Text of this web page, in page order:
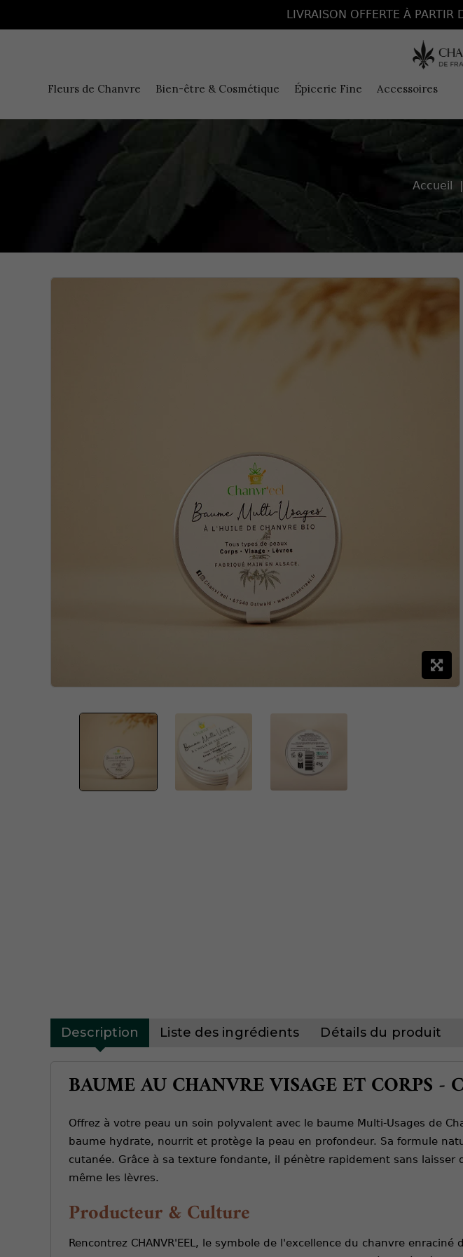
LIVRAISON OFFERTE À
Fleurs de Chanvre Bien-être & Cosmétique Épicerie Fine Accessoires
Accueil
Description Liste des ingrédients Détails du produit
BAUME AU CHANVRE VISAGE ET CORPS -
Offrez à votre peau un soin polyvalent avec le baume Multi-Usages de
baume hydrate, nourrit et protège la peau en profondeur. Sa formule
cutanée. Grâce à sa texture fondante, il pénètre rapidement sans
même les lèvres.
Producteur & Culture
Rencontrez CHANVR'EEL, le symbole de l'excellence du chanvre